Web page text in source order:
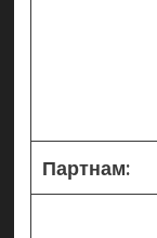
Партнам: